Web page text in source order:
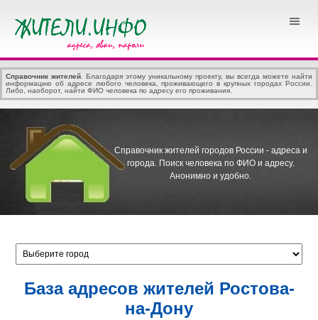
Справочник жителей . Благодаря этому уникальному проекту, вы всегда можете найти
информацию об адресе любого человека, проживающего в крупных городах России.
Либо, наоборот, найти ФИО человека по адресу его проживания.
Справочник жителей городов России - адреса и
города. Поиск человека по ФИО и адресу.
Анонимно и удобно.
База адресов жителей Ростова-
на-Дону